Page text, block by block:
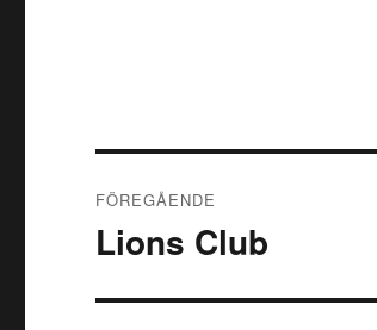
FÖREGÅENDE
Föregående
Lions Club